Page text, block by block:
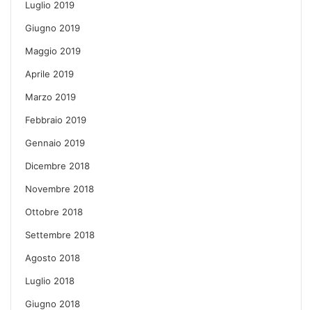
Luglio 2019
Giugno 2019
Maggio 2019
Aprile 2019
Marzo 2019
Febbraio 2019
Gennaio 2019
Dicembre 2018
Novembre 2018
Ottobre 2018
Settembre 2018
Agosto 2018
Luglio 2018
Giugno 2018